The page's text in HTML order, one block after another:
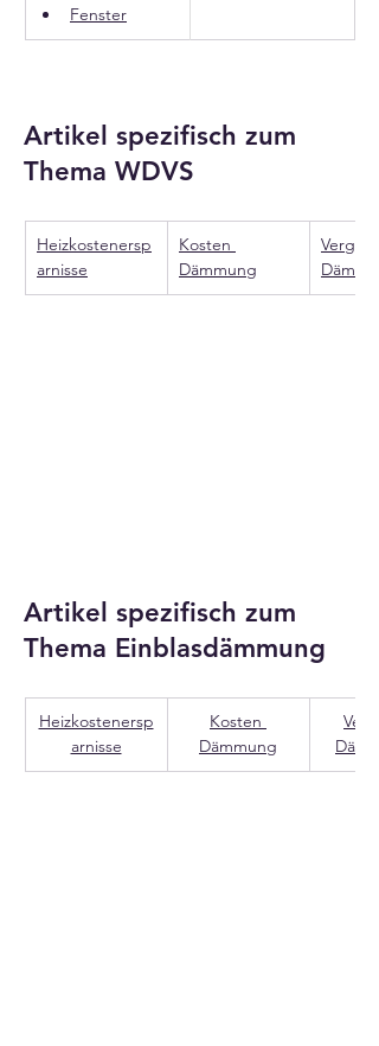
Fenster
Artikel spezifisch zum
Thema WDVS
Heizkostenersp
arnisse
Kosten
Dämmung
Artikel spezifisch zum
Thema Einblasdämmung
Heizkostenersp
arnisse
Kosten
Dämmung